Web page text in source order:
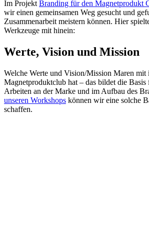
Im Projekt Branding für den Magnetprodukt
wir einen gemeinsamen Weg gesucht und
Zusammenarbeit meistern können. Hier
Werkzeuge mit hinein:
Werte, Vision und Mission
Welche Werte und Vision/Mission Maren mit
Magnetproduktclub hat – das bildet die Basis
Arbeiten an der Marke und im Aufbau des
unseren Workshops können wir eine solche
schaffen.